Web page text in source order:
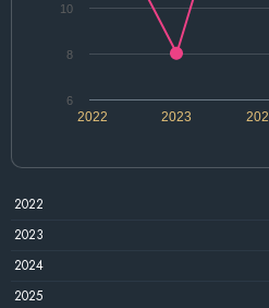
2022 2023
6
8
10
2022
2023
2024
2025